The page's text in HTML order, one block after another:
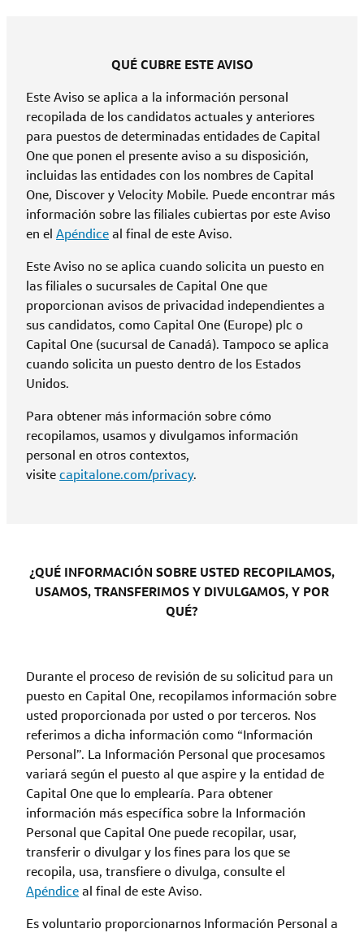
QUÉ CUBRE ESTE AVISO
Este Aviso se aplica a la información personal
recopilada de los candidatos actuales y anteriores
para puestos de determinadas entidades de Capital
One que ponen el presente aviso a su disposición,
incluidas las entidades con los nombres de Capital
One, Discover y Velocity Mobile. Puede encontrar más
información sobre las filiales cubiertas por este Aviso
en el Apéndiceal final de este Aviso.
Este Aviso no se aplica cuando solicita un puesto en
las filiales o sucursales de Capital One que
proporcionan avisos de privacidad independientes a
sus candidatos, como Capital One (Europe) plc o
Capital One (sucursal de Canadá). Tampoco se aplica
cuando solicita un puesto dentro de los Estados
Unidos.
Para obtener más información sobre cómo
recopilamos, usamos y divulgamos información
personal en otros contextos,
visitecapitalone.com/privacy.
¿QUÉ INFORMACIÓN SOBRE USTED RECOPILAMOS,
USAMOS, TRANSFERIMOS Y DIVULGAMOS, Y POR
QUÉ?
Durante el proceso de revisión de su solicitud para un
puesto en Capital One, recopilamos información sobre
usted proporcionada por usted o por terceros. Nos
referimos a dicha información como “Información
Personal”. La Información Personal que procesamos
variará según el puesto al que aspire y la entidad de
Capital One que lo emplearía. Para obtener
información más específica sobre la Información
Personal que Capital One puede recopilar, usar,
transferir o divulgar y los fines para los que se
recopila, usa, transfiere o divulga, consulte el
Apéndiceal final de este Aviso.
Es voluntario proporcionarnos Información Personal a